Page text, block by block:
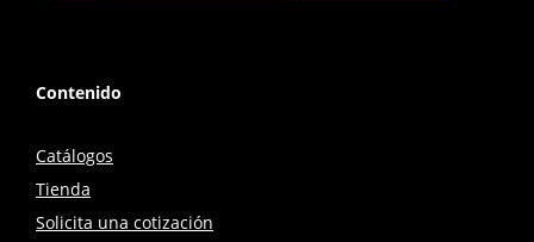
Contenido
Catálogos
Tienda
Solicita una cotización